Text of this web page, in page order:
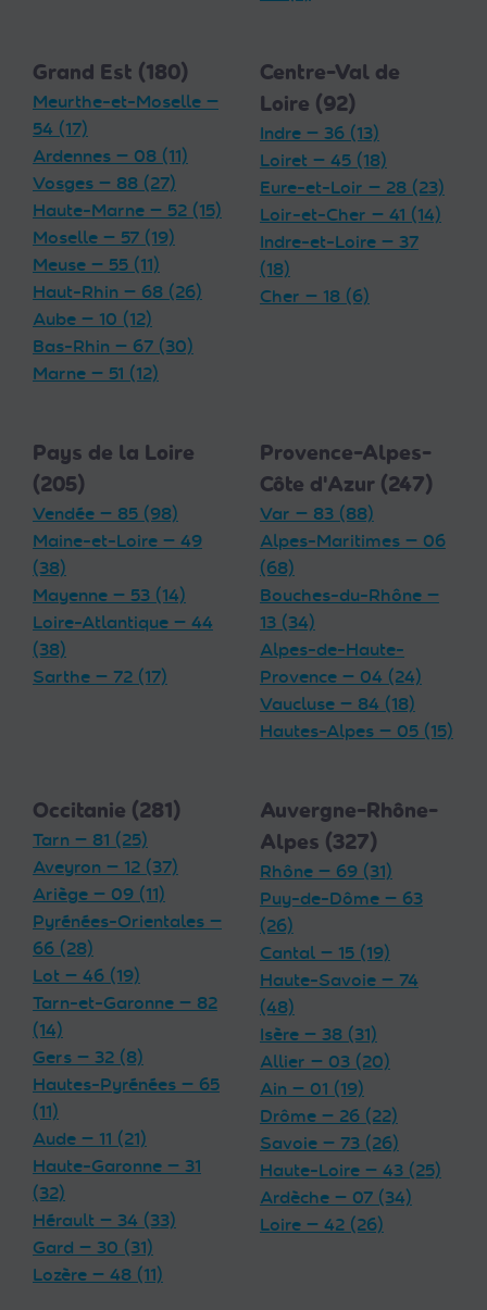
Grand Est (180)
Meurthe-et-Moselle —
54 (17)
Ardennes — 08 (11)
Vosges — 88 (27)
Haute-Marne — 52 (15)
Moselle — 57 (19)
Meuse — 55 (11)
Haut-Rhin — 68 (26)
Aube — 10 (12)
Bas-Rhin — 67 (30)
Marne — 51 (12)
Centre-Val de
Loire (92)
Indre — 36 (13)
Loiret — 45 (18)
Eure-et-Loir — 28 (23)
Loir-et-Cher — 41 (14)
Indre-et-Loire — 37
(18)
Cher — 18 (6)
Pays de la Loire
(205)
Vendée — 85 (98)
Maine-et-Loire — 49
(38)
Mayenne — 53 (14)
Loire-Atlantique — 44
(38)
Sarthe — 72 (17)
Provence-Alpes-
Côte d'Azur (247)
Var — 83 (88)
Alpes-Maritimes — 06
(68)
Bouches-du-Rhône —
13 (34)
Alpes-de-Haute-
Provence — 04 (24)
Vaucluse — 84 (18)
Hautes-Alpes — 05 (15)
Occitanie (281)
Tarn — 81 (25)
Aveyron — 12 (37)
Ariège — 09 (11)
Pyrénées-Orientales —
66 (28)
Lot — 46 (19)
Tarn-et-Garonne — 82
(14)
Gers — 32 (8)
Hautes-Pyrénées — 65
(11)
Aude — 11 (21)
Haute-Garonne — 31
(32)
Hérault — 34 (33)
Gard — 30 (31)
Lozère — 48 (11)
Auvergne-Rhône-
Alpes (327)
Rhône — 69 (31)
Puy-de-Dôme — 63
(26)
Cantal — 15 (19)
Haute-Savoie — 74
(48)
Isère — 38 (31)
Allier — 03 (20)
Ain — 01 (19)
Drôme — 26 (22)
Savoie — 73 (26)
Haute-Loire — 43 (25)
Ardèche — 07 (34)
Loire — 42 (26)